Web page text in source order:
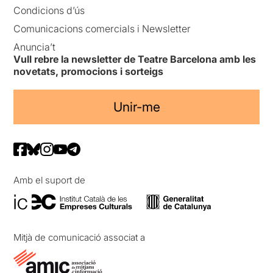
Condicions d’ús
Comunicacions comercials i Newsletter
Anuncia’t
Vull rebre la newsletter de Teatre Barcelona amb les
novetats, promocions i sorteigs
Unir-me
Amb el suport de
Mitjà de comunicació associat a